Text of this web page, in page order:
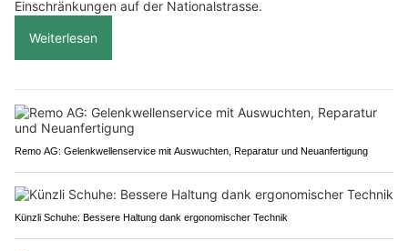
Einschränkungen auf der Nationalstrasse.
Weiterlesen
Remo AG: Gelenkwellenservice mit Auswuchten, Reparatur und Neuanfertigung
Künzli Schuhe: Bessere Haltung dank ergonomischer Technik